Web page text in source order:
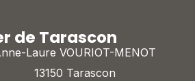
de Tarascon
Laure VOURIOT-MENOT
13150 Tarascon